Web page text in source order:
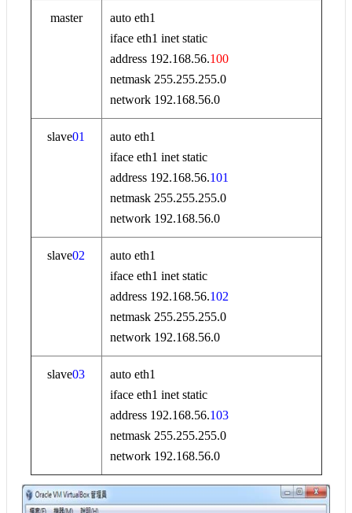
master
auto eth1
iface eth1 inet static
address 192.168.56.100
netmask 255.255.255.0
network 192.168.56.0
slave01
auto eth1
iface eth1 inet static
address 192.168.56.101
netmask 255.255.255.0
network 192.168.56.0
slave02
auto eth1
iface eth1 inet static
address 192.168.56.102
netmask 255.255.255.0
network 192.168.56.0
slave03
auto eth1
iface eth1 inet static
address 192.168.56.103
netmask 255.255.255.0
network 192.168.56.0